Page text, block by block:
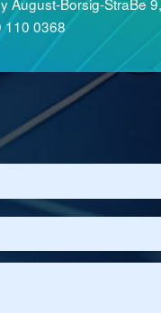
110 0368